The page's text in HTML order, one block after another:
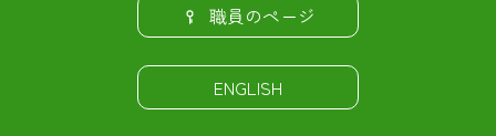
職員のページ
ENGLISH